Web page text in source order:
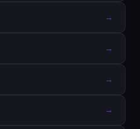
→
→
→
→